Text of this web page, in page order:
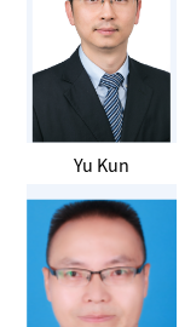
Yu Kun